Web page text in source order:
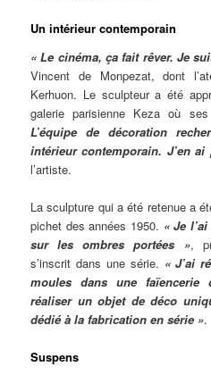
Un intérieur contemporain
« Le cinéma, ça fait rêver. Je
Vincent de Monpezat, dont
Kerhuon. Le sculpteur a été
galerie parisienne Keza où
L’équipe de décoration
intérieur contemporain. J’en
l’artiste.
La sculpture qui a été retenue a
pichet des années 1950. « Je
sur les ombres portées »,
s’inscrit dans une série. « J’ai
moules dans une faïencerie
réaliser un objet de déco
dédié à la fabrication en série ».
Suspens